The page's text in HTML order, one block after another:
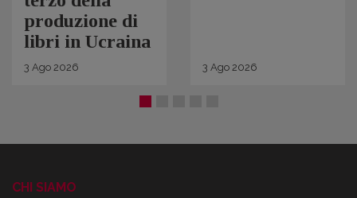
produzione di
libri in Ucraina
3 Ago 2026 3 Ago 2026
CHI SIAMO